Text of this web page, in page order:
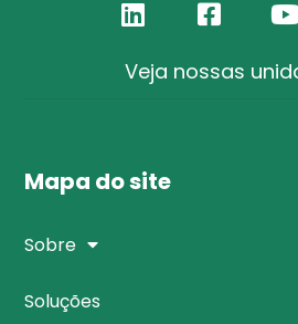
Veja nossas
Mapa do site
Sobre
Soluções